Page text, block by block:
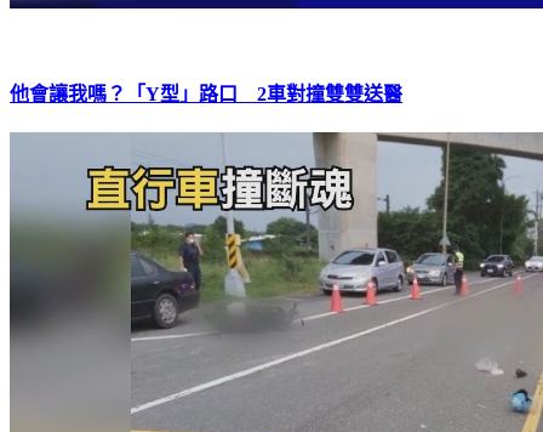
他會讓我嗎？「Y型」路口 2車對撞雙雙送醫